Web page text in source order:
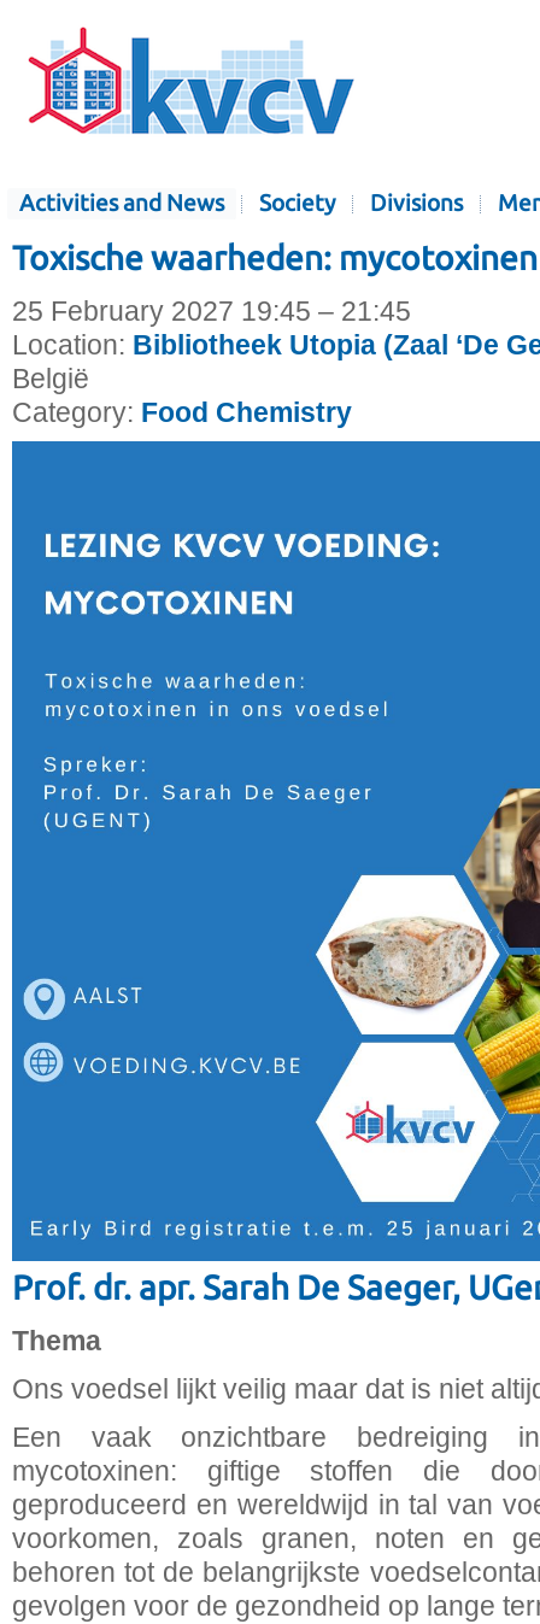
Activities and News Society Divisions
Toxische waarheden:
25 February 2027 19:45 – 21:45
Location: Bibliotheek Utopia (Zaal ‘De
België
Category: Food Chemistry
Prof. dr. apr. Sarah De Saeger,
Thema
Ons voedsel lijkt veilig maar dat is niet
Een vaak onzichtbare bedreiging
mycotoxinen: giftige stoffen die
geproduceerd en wereldwijd in tal van
voorkomen, zoals granen, noten en
behoren tot de belangrijkste
gevolgen voor de gezondheid op lange